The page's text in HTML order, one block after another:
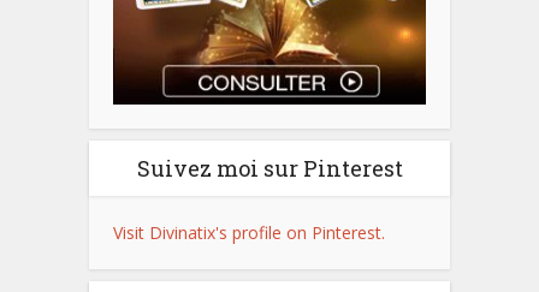
Suivez moi sur Pinterest
Visit Divinatix's profile on Pinterest.